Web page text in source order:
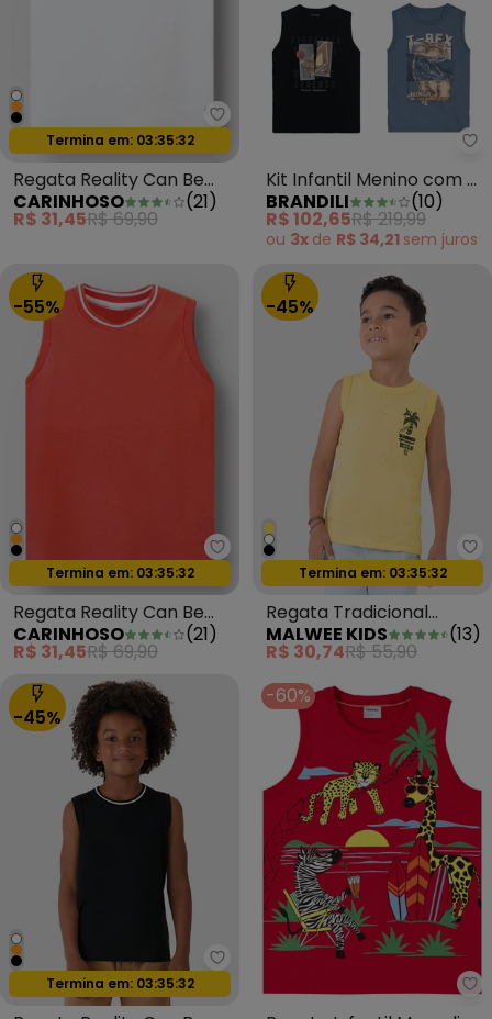
Carinhoso - Regata Reality
Oferta relâmpago
Termina em: 03:35:29
Regata Reality Can Be
Amazing Branco
CARINHOSO (21)
R$ 31,45R$ 69,90
Kit Infantil Menino com 4
Regatas Sortidas
BRANDILI (10)
R$ 102,65R$ 219,99
ou 3x de R$ 34,21 sem juros
-55%
Carinhoso - Regata Reality Can
Oferta relâmpago
Termina em: 03:35:29
Regata Reality Can Be
Amazing Laranja
CARINHOSO (21)
R$ 31,45R$ 69,90
-45%
Oferta relâmpago
Termina em: 03:35:29
Regata Tradicional
Summer Botonê Amarelo
MALWEE KIDS (13)
R$ 30,74R$ 55,90
-45%
Carinhoso - Regata Reality
Oferta relâmpago
Termina em: 03:35:29
-60%